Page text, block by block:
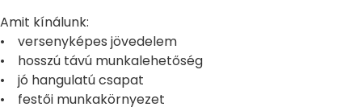
Amit kínálunk:
• versenyképes jövedelem
• hosszú távú munkalehetőség
• jó hangulatú csapat
• festői munkakörnyezet